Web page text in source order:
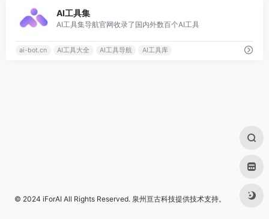
AI工具集
AI工具集导航官网收录了国内外数百个AI工具
ai-bot.cn AI工具大全 AI工具导航 AI工具库
© 2024 iForAI All Rights Reserved. 泉州亘古科技提供技术支持。